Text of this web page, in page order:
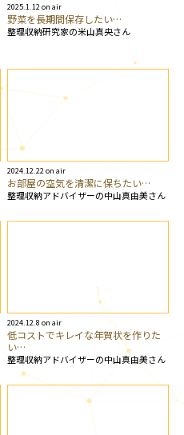
2025.1.12 on air
野菜を長期間保存したい…
整理収納研究家の米山真央さん
2024.12.22 on air
お部屋の空気を清潔に保ちたい…
整理収納アドバイザーの中山真由美さん
2024.12.8 on air
低コストでキレイな年賀状を作りた
い…
整理収納アドバイザーの中山真由美さん